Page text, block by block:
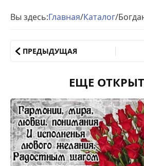
Вы здесь:Главная/Каталог/
ПРЕДЫДУЩАЯ
ЕЩЕ